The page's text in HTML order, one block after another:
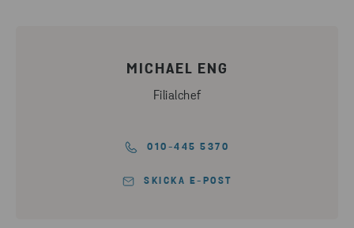
MICHAEL ENG
Filialchef
010-445 5370
SKICKA E-POST